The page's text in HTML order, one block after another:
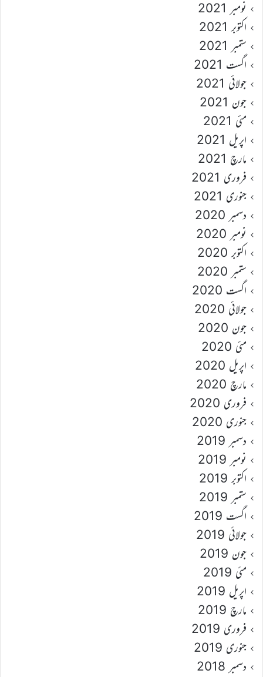
نومبر 2021
اکتوبر 2021
ستمبر 2021
اگست 2021
جولائی 2021
جون 2021
مئی 2021
اپریل 2021
مارچ 2021
فروری 2021
جنوری 2021
دسمبر 2020
نومبر 2020
اکتوبر 2020
ستمبر 2020
اگست 2020
جولائی 2020
جون 2020
مئی 2020
اپریل 2020
مارچ 2020
فروری 2020
جنوری 2020
دسمبر 2019
نومبر 2019
اکتوبر 2019
ستمبر 2019
اگست 2019
جولائی 2019
جون 2019
مئی 2019
اپریل 2019
مارچ 2019
فروری 2019
جنوری 2019
دسمبر 2018